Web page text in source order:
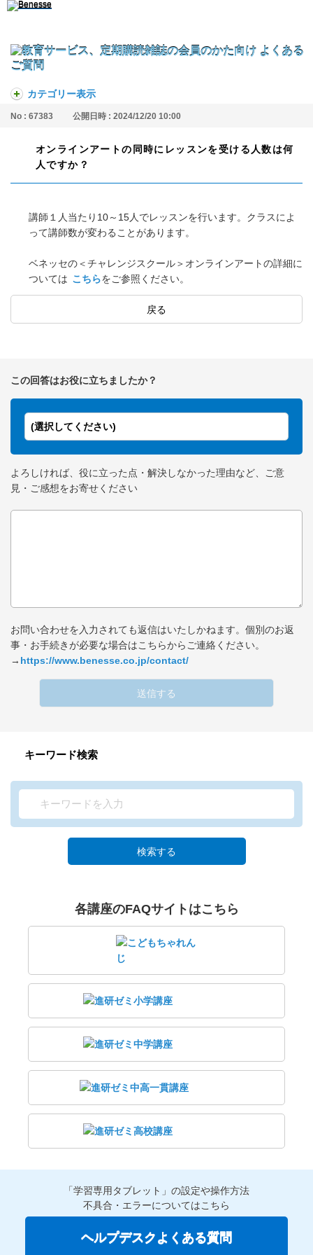
カテゴリー表示
No : 67383 公開日時 : 2024/12/20 10:00
オンラインアートの同時にレッスンを受ける人数は何
人ですか？
講師１人当たり10～15人でレッスンを行います。クラスによ
って講師数が変わることがあります。
ベネッセの＜チャレンジスクール＞オンラインアートの詳細に
ついては こちらをご参照ください。
戻る
この回答はお役に立ちましたか？
(選択してください)
よろしければ、役に立った点・解決しなかった理由など、ご意
見・ご感想をお寄せください
お問い合わせを入力されても返信はいたしかねます。個別のお返
事・お手続きが必要な場合はこちらからご連絡ください。
→ https://www.benesse.co.jp/contact/
送信する
キーワード検索
検索する
各講座のFAQサイトはこちら
「学習専用タブレット」の設定や操作方法
不具合・エラーについてはこちら
ヘルプデスクよくある質問